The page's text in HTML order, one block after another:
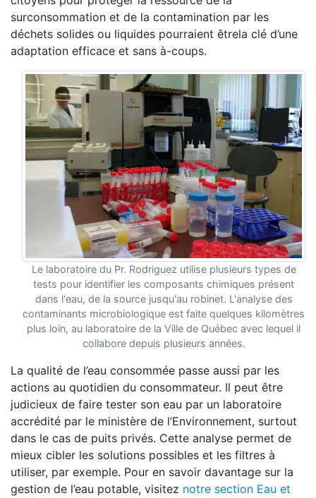
surconsommation et de la contamination par les
déchets solides ou liquides pourraient êtrela clé d’une
adaptation efficace et sans à-coups.
Le laboratoire du Pr. Rodriguez utilise plusieurs types de
tests pour identifier les composants chimiques présent
dans l'eau, de la source jusqu'au robinet. L'analyse des
contaminants microbiologique est faite quelques kilomètres
plus loin, au laboratoire de la Ville de Québec avec lequel il
collabore depuis plusieurs années.
La qualité de l’eau consommée passe aussi par les
actions au quotidien du consommateur. Il peut être
judicieux de faire tester son eau par un laboratoire
accrédité par le ministère de l’Environnement, surtout
dans le cas de puits privés. Cette analyse permet de
mieux cibler les solutions possibles et les filtres à
utiliser, par exemple. Pour en savoir davantage sur la
gestion de l’eau potable, visitez notre section Eau et